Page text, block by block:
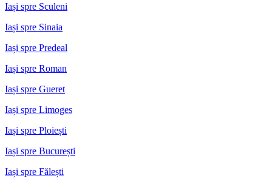
Iași spre Sculeni
Iași spre Sinaia
Iași spre Predeal
Iași spre Roman
Iași spre Gueret
Iași spre Limoges
Iași spre Ploiești
Iași spre București
Iași spre Fălești